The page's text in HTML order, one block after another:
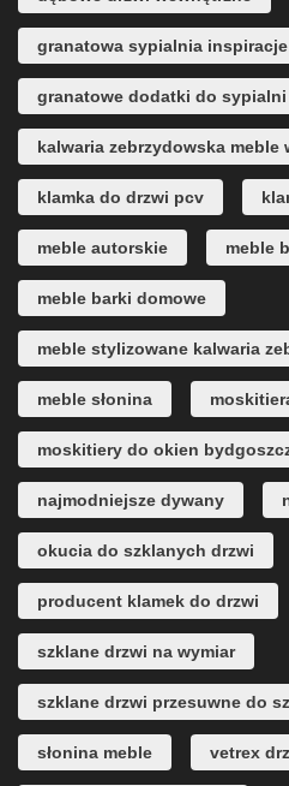
granatowa sypialnia inspiracje
granatowe dodatki do sypialni
kalwaria zebrzydowska meble
klamka do drzwi pcv
meble autorskie meble
meble barki domowe
meble stylizowane kalwaria
meble słonina
moskitiery do okien
najmodniejsze dywany
okucia do szklanych drzwi
producent klamek do drzwi
szklane drzwi na wymiar
szklane drzwi przesuwne do
słonina meble vetrex